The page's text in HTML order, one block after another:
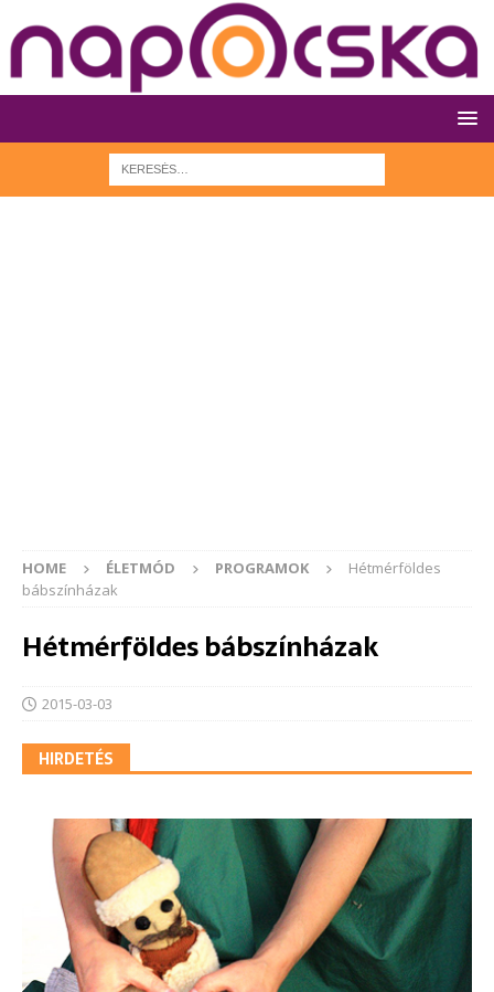
HOME ÉLETMÓD PROGRAMOK
Hétmérföldes
bábszínházak
Hétmérföldes bábszínházak
2015-03-03
HIRDETÉS